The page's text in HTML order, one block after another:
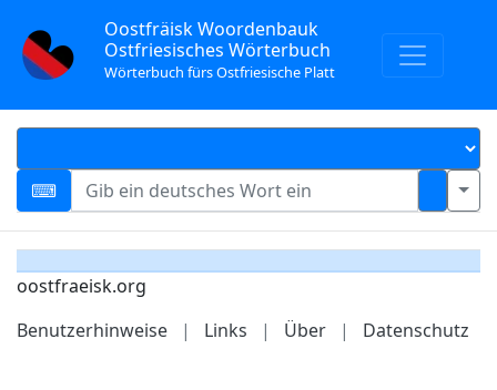
Oostfräisk Woordenbauk
Ostfriesisches Wörterbuch
Wörterbuch fürs Ostfriesische Platt
oostfraeisk.org
Benutzerhinweise
| Links | Über | Datenschutz